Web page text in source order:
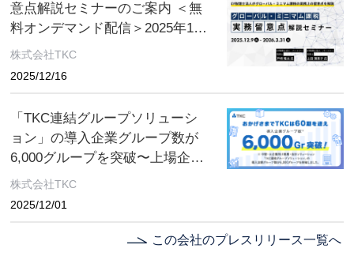
意点解説セミナーのご案内 ＜無
料オンデマンド配信＞2025年12
月9日(火)～2026年3月31日(火)
株式会社TKC
2025/12/16
「TKC連結グループソリューシ
ョン」の導入企業グループ数が
6,000グループを突破〜上場企業
を中心に、グループ経理業務の
株式会社TKC
2025/12/01
この会社のプレスリリース一覧へ